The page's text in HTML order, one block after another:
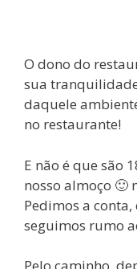
O dono do
sua
daquele
no restaurante!
E não é que são
nosso almoço 🙂
Pedimos a
seguimos rumo